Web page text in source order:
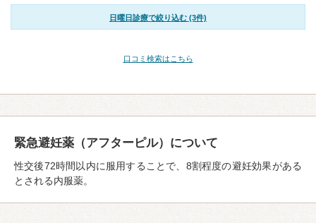
日曜日診療で絞り込む (3件)
口コミ検索はこちら
緊急避妊薬（アフターピル）について
性交後72時間以内に服用することで、8割程度の避妊効果がある
とされる内服薬。